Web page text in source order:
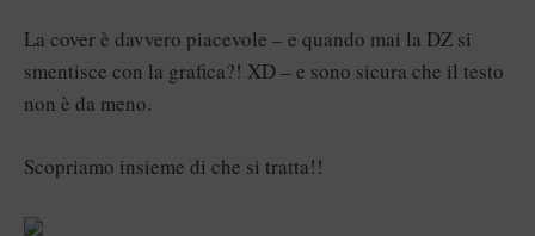
La cover è davvero piacevole – e quando mai la DZ si
smentisce con la grafica?! XD – e sono sicura che il testo
non è da meno.
Scopriamo insieme di che si tratta!!